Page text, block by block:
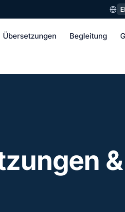
Übersetzungen Begleitung